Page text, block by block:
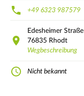
+49 6323 987579
Edesheimer Straße
76835 Rhodt
Wegbeschreibung
Nicht bekannt